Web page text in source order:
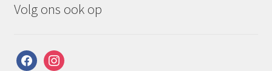
Volg ons ook op
facebookinstagram